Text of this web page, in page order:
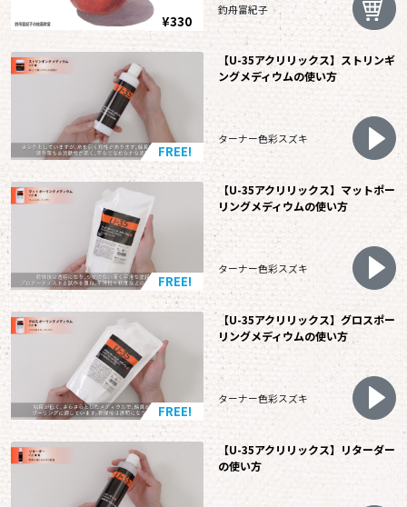
¥330
釣舟富紀子
FREE!
【U-35アクリリックス】ストリンギ
ングメディウムの使い方
ターナー色彩スズキ
FREE!
【U-35アクリリックス】マットポー
リングメディウムの使い方
ターナー色彩スズキ
FREE!
【U-35アクリリックス】グロスポー
リングメディウムの使い方
ターナー色彩スズキ
【U-35アクリリックス】リターダー
の使い方